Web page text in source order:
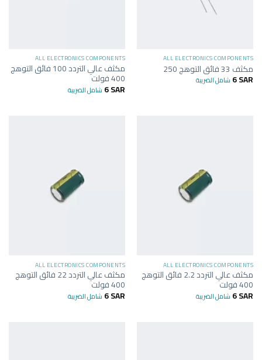
ALL ELECTRONICS COMPONENTS
مكثف 33 فائق التوهج 250
6SAR شامل الضريبة
ALL ELECTRONICS COMPONENTS
مكثف عالي التردد 100 فائق التوهج
400 فولت
6SAR شامل الضريبة
ALL ELECTRONICS COMPONENTS
مكثف عالي التردد 2.2 فائق التوهج
400 فولت
6SAR شامل الضريبة
ALL ELECTRONICS COMPONENTS
مكثف عالي التردد 22 فائق التوهج
400 فولت
6SAR شامل الضريبة